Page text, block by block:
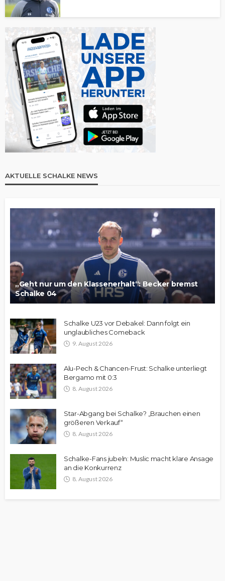
AKTUELLE SCHALKE NEWS
„Geht nur um den Klassenerhalt“: Becker bremst
Schalke 04
Schalke U23 vor Debakel: Dann folgt ein
unglaubliches Comeback
9. August 2026
Alu-Pech & Chancen-Frust: Schalke unterliegt
Bergamo mit 0:3
8. August 2026
Star-Abgang bei Schalke? „Brauchen einen
größeren Verkauf“
8. August 2026
Schalke-Fans jubeln: Muslic macht klare Ansage
an die Konkurrenz
8. August 2026